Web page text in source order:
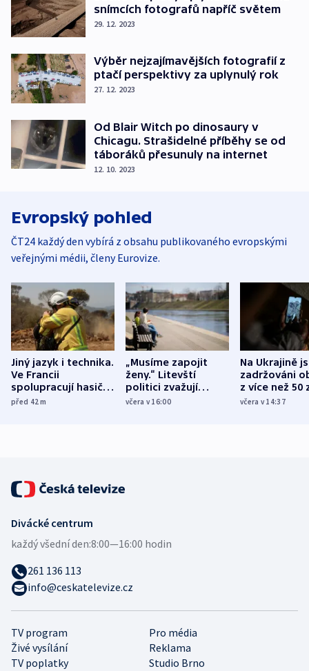
snímcích fotografů napříč světem
29. 12. 2023
Výběr nejzajímavějších fotografií z
ptačí perspektivy za uplynulý rok
27. 12. 2023
Od Blair Witch po dinosaury v
Chicagu. Strašidelné příběhy se od
táboráků přesunuly na internet
12. 10. 2023
Evropský pohled
ČT24 každý den vybírá z obsahu publikovaného evropskými
veřejnými médii, členy Eurovize.
Jiný jazyk i technika.
Ve Francii
spolupracují hasiči z
různých zemí
před 42m
„Musíme zapojit
ženy.“ Litevští
politici zvažují
dohodu o
včera v 16:00
Na Ukrajině
zadržováni
z více než 50
Bojovali na
včera v 14:37
TV program
Pro média
Živé vysílání
Reklama
TV poplatky
Studio Brno
Divácké centrum
každý všední den:8:00—16:00 hodin
261 136 113
info@ceskatelevize.cz